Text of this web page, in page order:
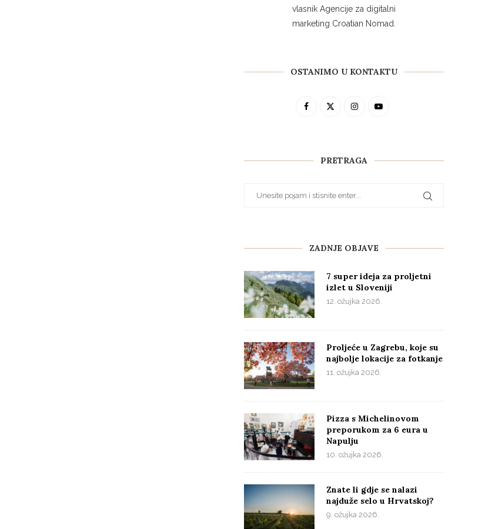
vlasnik Agencije za digitalni
marketing Croatian Nomad.
OSTANIMO U KONTAKTU
PRETRAGA
ZADNJE OBJAVE
7 super ideja za proljetni
izlet u Sloveniji
12. ožujka 2026.
Proljeće u Zagrebu, koje su
najbolje lokacije za fotkanje
11. ožujka 2026.
Pizza s Michelinovom
preporukom za 6 eura u
Napulju
10. ožujka 2026.
Znate li gdje se nalazi
najduže selo u Hrvatskoj?
9. ožujka 2026.